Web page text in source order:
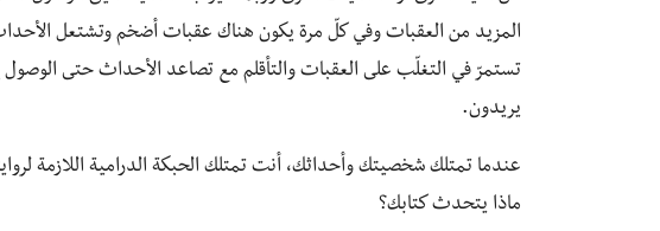
المزيد من العقبات وفي كلّ مرة يكون هناك عقبات أضخم وتشتعل
تستمرّ في التغلّب على العقبات والتأقلم مع تصاعد الأحداث حتى
يريدون.
عندما تمتلك شخصيتك وأحداثك، أنت تمتلك الحبكة الدرامية اللازمة
ماذا يتحدث كتابك؟